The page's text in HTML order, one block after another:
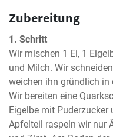
Zubereitung
1. Schritt
Wir mischen 1 Ei, 1
und Milch. Wir
weichen ihn gründlich in
Wir bereiten eine
Eigelbe mit Puderzucker
Apfelteil raspeln wir nur